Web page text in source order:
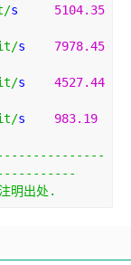
/s 5104.35
/s 7978.45
/s 4527.44
/s 983.19
明出处.